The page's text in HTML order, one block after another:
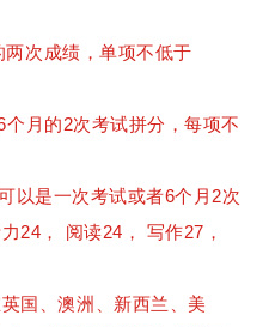
次成绩，单项不低于
月的2次考试拼分，每项不
以是一次考试或者6个月2次
24， 阅读24， 写作27，
国、澳洲、新西兰、美